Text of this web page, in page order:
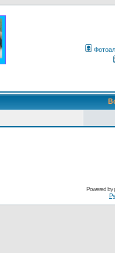
Powered by